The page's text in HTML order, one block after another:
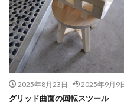
2025年8月23日 2025年9月9
グリッド曲面の回転スツール